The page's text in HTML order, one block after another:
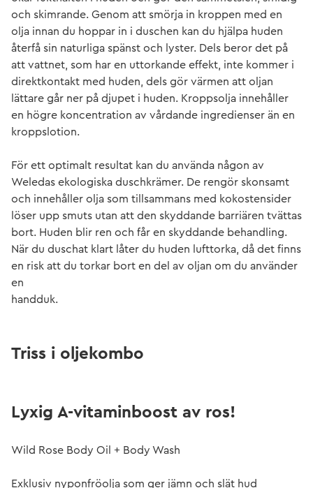
och skimrande. Genom att smörja in kroppen med en
olja innan du hoppar in i duschen kan du hjälpa huden
återfå sin naturliga spänst och lyster. Dels beror det på
att vattnet, som har en uttorkande effekt, inte kommer i
direktkontakt med huden, dels gör värmen att oljan
lättare går ner på djupet i huden. Kroppsolja innehåller
en högre koncentration av vårdande ingredienser än en
kroppslotion.
För ett optimalt resultat kan du använda någon av
Weledas ekologiska duschkrämer. De rengör skonsamt
och innehåller olja som tillsammans med kokostensider
löser upp smuts utan att den skyddande barriären tvättas
bort. Huden blir ren och får en skyddande behandling.
När du duschat klart låter du huden lufttorka, då det finns
en risk att du torkar bort en del av oljan om du använder
en
handduk.
Triss i oljekombo
Lyxig A-vitaminboost av ros!
Wild Rose Body Oil + Body Wash
Exklusiv nyponfröolja som ger jämn och slät hud